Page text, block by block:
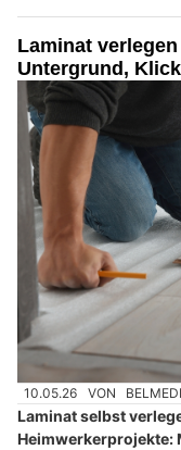
Laminat
Untergrund,
10.05.26 VON
Laminat selbst
Heimwerkerprojekte: